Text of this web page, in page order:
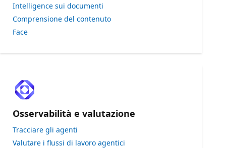
Intelligence sui documenti
Comprensione del contenuto
Face
Osservabilità e valutazione
Tracciare gli agenti
Valutare i flussi di lavoro agentici